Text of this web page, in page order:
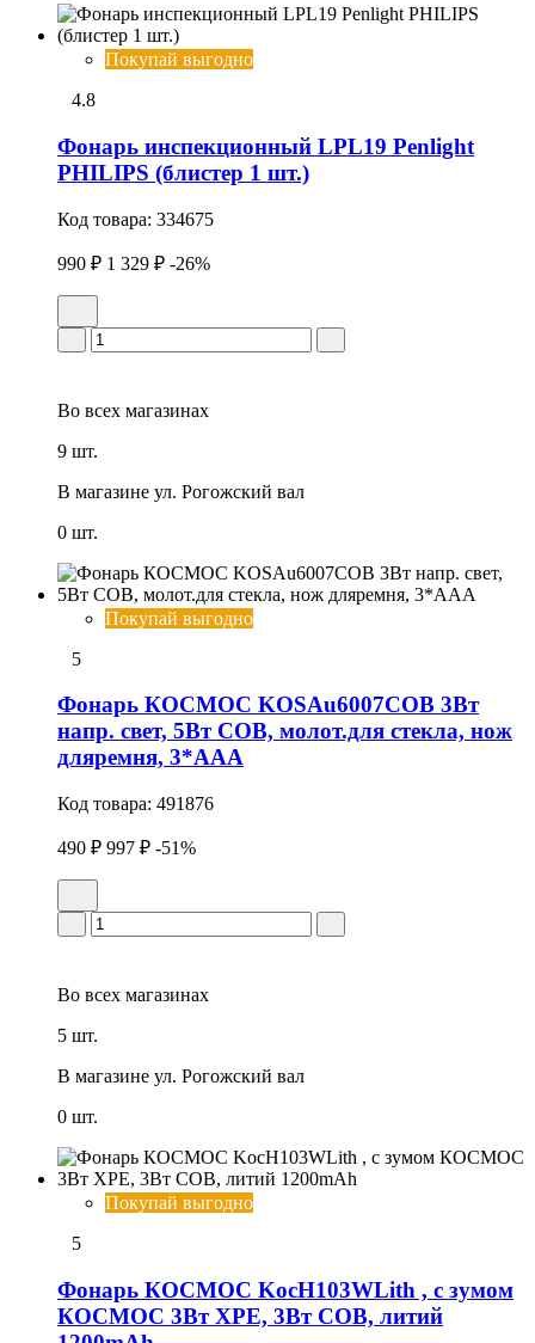
Покупай выгодно
4.8
Фонарь инспекционный LPL19 Penlight
PHILIPS (блистер 1 шт.)
Код товара: 334675
990 ₽ 1 329 ₽ -26%
Во всех магазинах
9 шт.
В магазине ул. Рогожский вал
0 шт.
Покупай выгодно
5
Фонарь КОСМОС KOSAu6007COB 3Вт
напр. свет, 5Вт СОВ, молот.для стекла, нож
дляремня, 3*ААА
Код товара: 491876
490 ₽ 997 ₽ -51%
Во всех магазинах
5 шт.
В магазине ул. Рогожский вал
0 шт.
Покупай выгодно
5
Фонарь КОСМОС KocH103WLith , с зумом
КОСМОС 3Вт ХРЕ, 3Вт СОВ, литий